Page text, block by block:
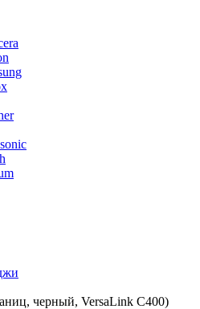
черный, VersaLink C400)